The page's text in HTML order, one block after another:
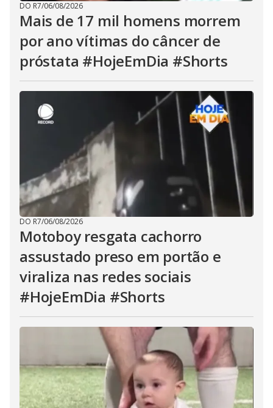
DO R7/06/08/2026
Mais de 17 mil homens morrem
por ano vítimas do câncer de
próstata #HojeEmDia #Shorts
DO R7/06/08/2026
Motoboy resgata cachorro
assustado preso em portão e
viraliza nas redes sociais
#HojeEmDia #Shorts